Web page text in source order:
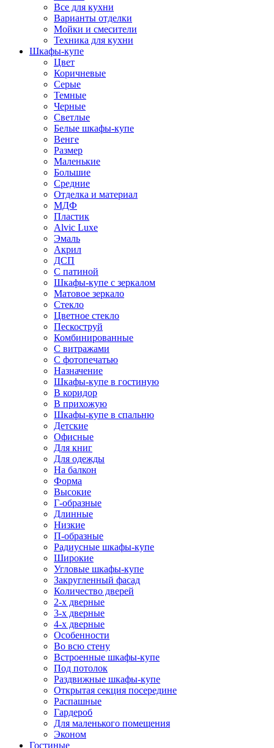
Все для кухни
Варианты отделки
Мойки и смесители
Техника для кухни
Шкафы-купе
Цвет
Коричневые
Серые
Темные
Черные
Светлые
Белые шкафы-купе
Венге
Размер
Маленькие
Большие
Средние
Отделка и материал
МДФ
Пластик
Alvic Luxe
Эмаль
Акрил
ДСП
С патиной
Шкафы-купе с зеркалом
Матовое зеркало
Стекло
Цветное стекло
Пескоструй
Комбинированные
С витражами
С фотопечатью
Назначение
Шкафы-купе в гостиную
В коридор
В прихожую
Шкафы-купе в спальню
Детские
Офисные
Для книг
Для одежды
На балкон
Форма
Высокие
Г-образные
Длинные
Низкие
П-образные
Радиусные шкафы-купе
Широкие
Угловые шкафы-купе
Закругленный фасад
Количество дверей
2-х дверные
3-х дверные
4-х дверные
Особенности
Во всю стену
Встроенные шкафы-купе
Под потолок
Раздвижные шкафы-купе
Открытая секция посередине
Распашные
Гардероб
Для маленького помещения
Эконом
Гостиные